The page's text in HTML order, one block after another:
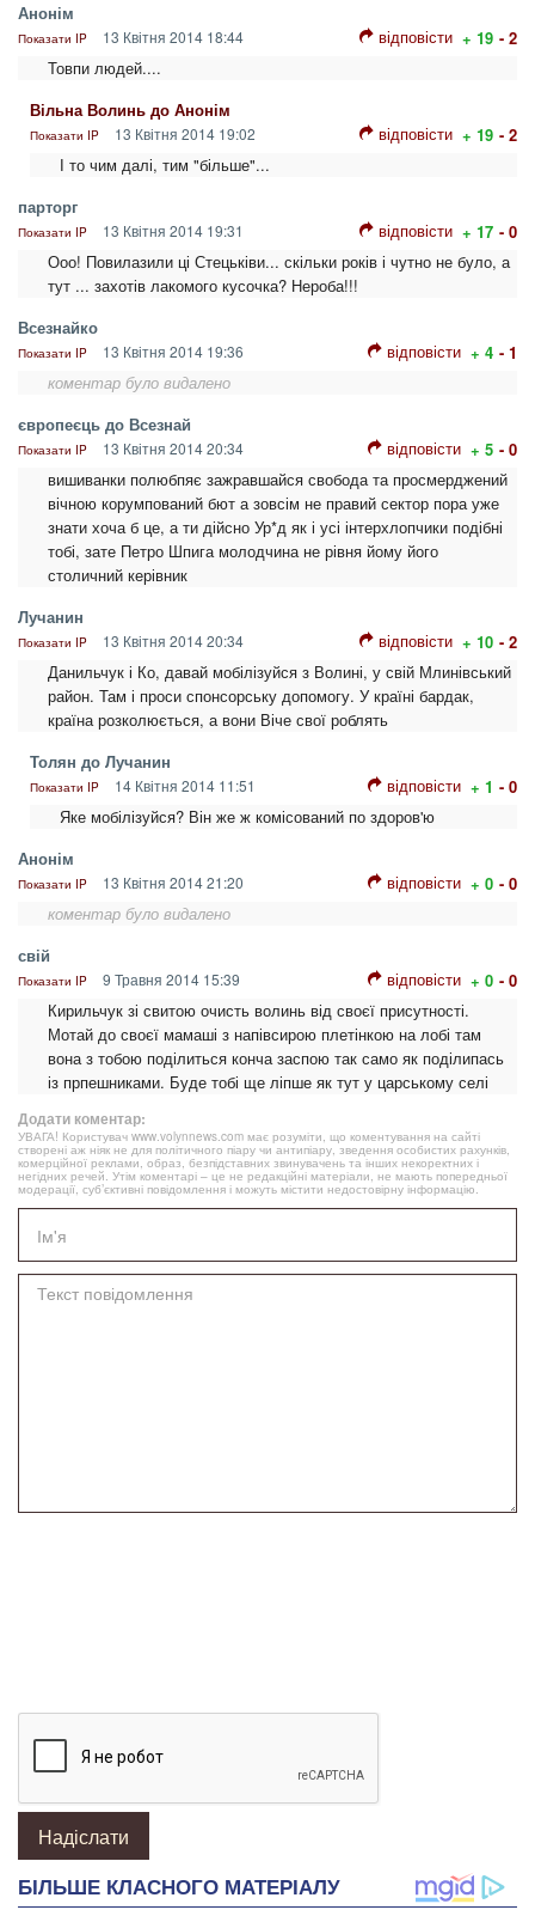
Анонім
Показати IP 13 Квітня 2014 18:44 відповісти + 19 - 2
Товпи людей....
Вільна Волинь до Анонім
Показати IP 13 Квітня 2014 19:02 відповісти + 19 - 2
І то чим далі, тим "більше"...
парторг
Показати IP 13 Квітня 2014 19:31 відповісти + 17 - 0
Ооо! Повилазили ці Стецьківи... скільки років і чутно не було, а
тут ... захотів лакомого кусочка? Нероба!!!
Всезнайко
Показати IP 13 Квітня 2014 19:36 відповісти + 4 - 1
коментар було видалено
європеєць до Всезнай
Показати IP 13 Квітня 2014 20:34 відповісти + 5 - 0
вишиванки полюбпяє зажравшайся свобода та просмерджений
вічною корумпований бют а зовсім не правий сектор пора уже
знати хоча б це, а ти дійсно Ур*д як і усі інтерхлопчики подібні
тобі, зате Петро Шпига молодчина не рівня йому його
столичний керівник
Лучанин
Показати IP 13 Квітня 2014 20:34 відповісти + 10 - 2
Данильчук і Ко, давай мобілізуйся з Волині, у свій Млинівський
район. Там і проси спонсорську допомогу. У країні бардак,
країна розколюється, а вони Віче свої роблять
Толян до Лучанин
Показати IP 14 Квітня 2014 11:51 відповісти + 1 - 0
Яке мобілізуйся? Він же ж комісований по здоров'ю
Анонім
Показати IP 13 Квітня 2014 21:20 відповісти + 0 - 0
коментар було видалено
свій
Показати IP 9 Травня 2014 15:39 відповісти + 0 - 0
Кирильчук зі свитою очисть волинь від своєї присутності.
Мотай до своєї мамаші з напівсирою плетінкою на лобі там
вона з тобою поділиться конча заспою так само як поділипась
із прпешниками. Буде тобі ще ліпше як тут у царському селі
Додати коментар:
УВАГА! Користувач www.volynnews.com має розуміти, що коментування на сайті
створені аж ніяк не для політичного піару чи антипіару, зведення особистих рахунків,
комерційної реклами, образ, безпідставних звинувачень та інших некоректних і
негідних речей. Утім коментарі – це не редакційні матеріали, не мають попередньої
модерації, суб’єктивні повідомлення і можуть містити недостовірну інформацію.